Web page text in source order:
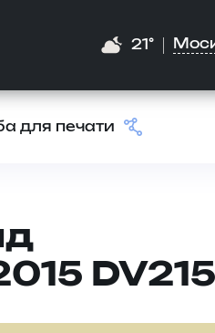
21°
для печати
DV215